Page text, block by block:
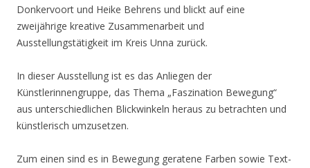
Donkervoort und Heike Behrens und blickt auf eine
zweijährige kreative Zusammenarbeit und
Ausstellungstätigkeit im Kreis Unna zurück.
In dieser Ausstellung ist es das Anliegen der
Künstlerinnengruppe, das Thema „Faszination Bewegung“
aus unterschiedlichen Blickwinkeln heraus zu betrachten und
künstlerisch umzusetzen.
Zum einen sind es in Bewegung geratene Farben sowie Text-